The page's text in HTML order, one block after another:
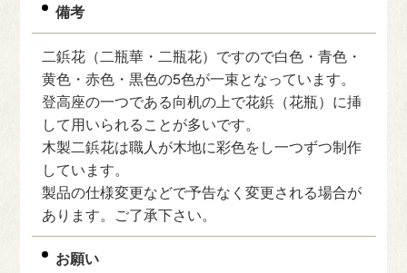
備考
二鋲花（二瓶華・二瓶花）ですので白色・青色・
黄色・赤色・黒色の5色が一束となっています。
登高座の一つである向机の上で花鋲（花瓶）に挿
して用いられることが多いです。
木製二鋲花は職人が木地に彩色をし一つずつ制作
しています。
製品の仕様変更などで予告なく変更される場合が
あります。ご了承下さい。
お願い